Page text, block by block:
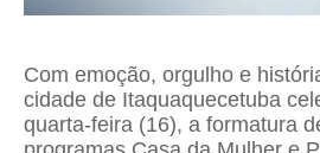
Com emoção, orgulho e
cidade de Itaquaquecetuba
quarta-feira (16), a formatura